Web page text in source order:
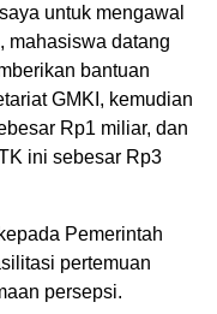
untuk mengawal
mahasiswa datang
bantuan
GMKI, kemudian
Rp1 miliar, dan
ini sebesar Rp3
Pemerintah
pertemuan
persepsi.